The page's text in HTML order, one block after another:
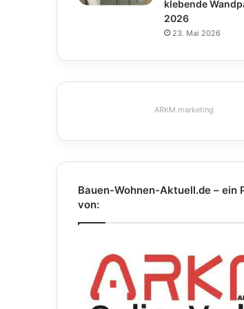
klebende
2026
23. Mai 2026
ARKM.marketing
Bauen-Wohnen-Aktuell.de – ein
von: